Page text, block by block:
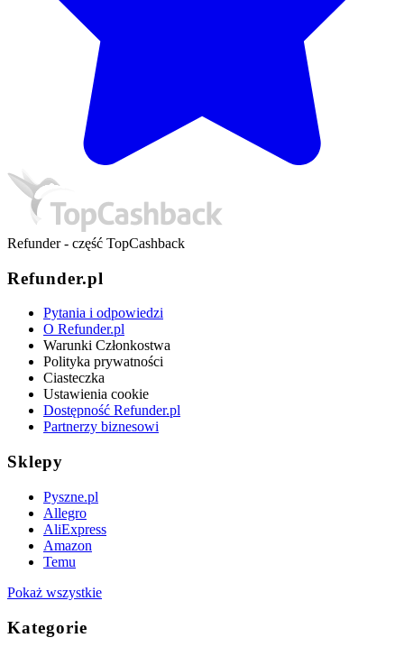
Refunder - część TopCashback
Refunder.pl
Pytania i odpowiedzi
O Refunder.pl
Warunki Członkostwa
Polityka prywatności
Ciasteczka
Ustawienia cookie
Dostępność Refunder.pl
Partnerzy biznesowi
Sklepy
Pyszne.pl
Allegro
AliExpress
Amazon
Temu
Pokaż wszystkie
Kategorie